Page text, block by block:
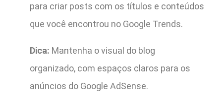
para criar posts com os títulos e conteúdos
que você encontrou no Google Trends.
Dica: Mantenha o visual do blog
organizado, com espaços claros para os
anúncios do Google AdSense.